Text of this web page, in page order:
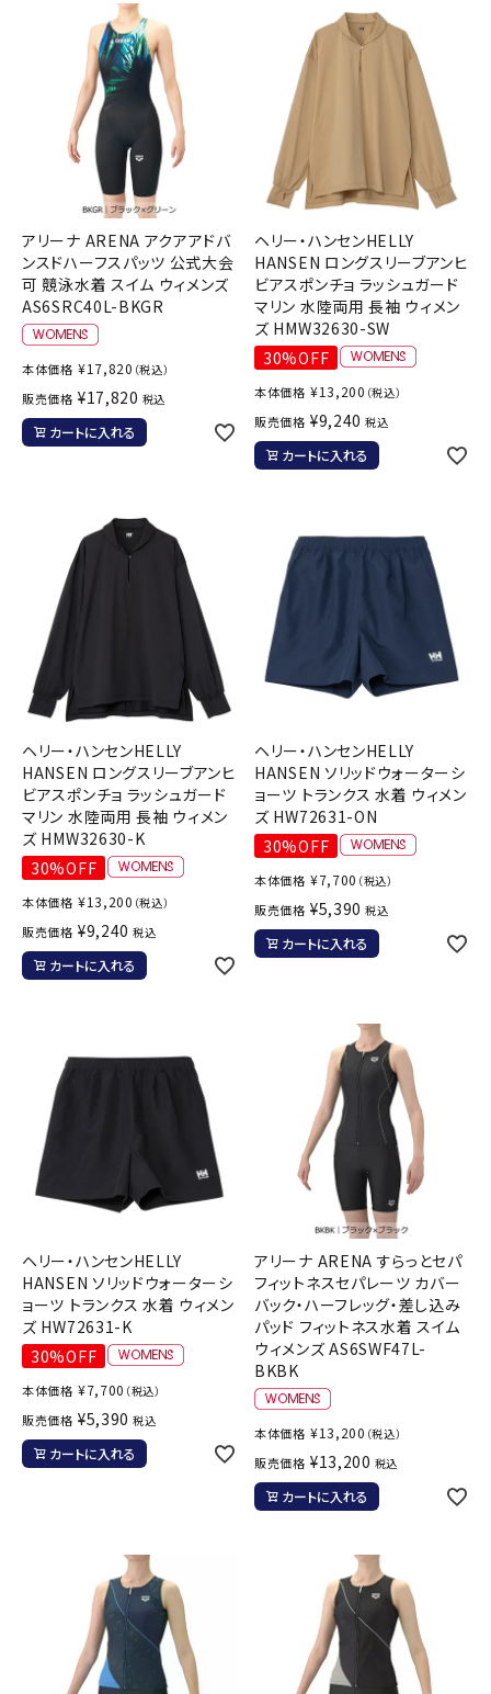
アリーナ ARENA アクアアドバ
ンスドハーフスパッツ 公式大会
可 競泳水着 スイム ウィメンズ
AS6SRC40L-BKGR
本体価格 ¥17,820 （税込）
販売価格 ¥17,820 税込
カートに入れる
ヘリー・ハンセンHELLY
HANSEN ロングスリーブアンヒ
ビアスポンチョ ラッシュガード
マリン 水陸両用 長袖 ウィメン
ズ HMW32630-SW
30%OFF
本体価格 ¥13,200 （税込）
販売価格 ¥9,240 税込
カートに入れる
ヘリー・ハンセンHELLY
HANSEN ロングスリーブアンヒ
ビアスポンチョ ラッシュガード
マリン 水陸両用 長袖 ウィメン
ズ HMW32630-K
30%OFF
本体価格 ¥13,200 （税込）
販売価格 ¥9,240 税込
カートに入れる
ヘリー・ハンセンHELLY
HANSEN ソリッドウォーターシ
ョーツ トランクス 水着 ウィメン
ズ HW72631-ON
30%OFF
本体価格 ¥7,700 （税込）
販売価格 ¥5,390 税込
カートに入れる
ヘリー・ハンセンHELLY
HANSEN ソリッドウォーターシ
ョーツ トランクス 水着 ウィメン
ズ HW72631-K
30%OFF
本体価格 ¥7,700 （税込）
販売価格 ¥5,390 税込
カートに入れる
アリーナ ARENA すらっとセパ
フィットネスセパレーツ カバー
バック・ハーフレッグ・差し込み
パッド フィットネス水着 スイム
ウィメンズ AS6SWF47L-
BKBK
本体価格 ¥13,200 （税込）
販売価格 ¥13,200 税込
カートに入れる